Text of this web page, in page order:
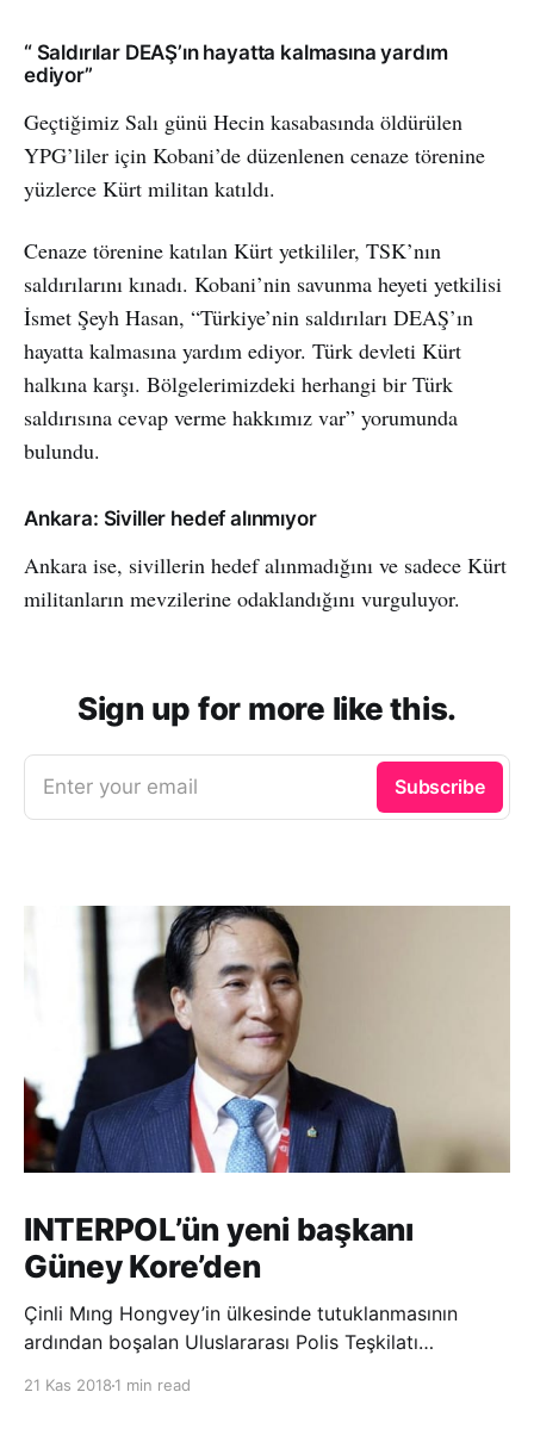
“ Saldırılar DEAŞ’ın hayatta kalmasına yardım
ediyor”
Geçtiğimiz Salı günü Hecin kasabasında öldürülen
YPG’liler için Kobani’de düzenlenen cenaze törenine
yüzlerce Kürt militan katıldı.
Cenaze törenine katılan Kürt yetkililer, TSK’nın
saldırılarını kınadı. Kobani’nin savunma heyeti yetkilisi
İsmet Şeyh Hasan, “Türkiye’nin saldırıları DEAŞ’ın
hayatta kalmasına yardım ediyor. Türk devleti Kürt
halkına karşı. Bölgelerimizdeki herhangi bir Türk
saldırısına cevap verme hakkımız var” yorumunda
bulundu.
Ankara: Siviller hedef alınmıyor
Ankara ise, sivillerin hedef alınmadığını ve sadece Kürt
militanların mevzilerine odaklandığını vurguluyor.
Sign up for more like this.
Enter your email Subscribe
INTERPOL’ün yeni başkanı
Güney Kore’den
Çinli Mıng Hongvey’in ülkesinde tutuklanmasının
ardından boşalan Uluslararası Polis Teşkilatı
21 Kas 2018 1 min read